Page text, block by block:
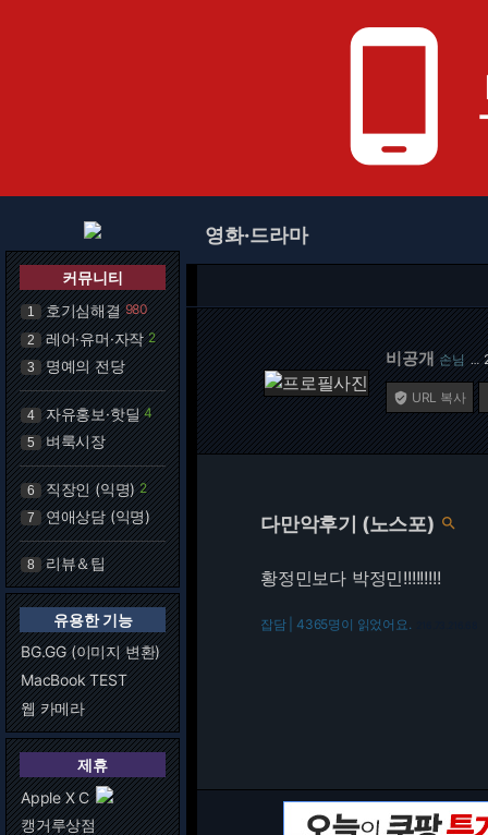
phone_android
커뮤니티
1 호기심해결 980
2 레어·유머·자작 2
3 명예의 전당
4 자유홍보·핫딜 4
5 벼룩시장
6 직장인 (익명) 2
7 연애상담 (익명)
8 리뷰＆팁
유용한 기능
BG.GG (이미지 변환)
MacBook TEST
웹 카메라
제휴
Apple X C
캥거루상점
영화·드라마
비공개 손님 …
 URL 복사
다만악후기 (노스포) 
황정민보다 박정민!!!!!!!!!
잡담 | 4365명이 읽었어요.